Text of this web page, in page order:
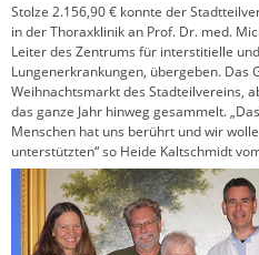
Stolze 2.156,90 € konnte der
in der Thoraxklinik an Prof. Dr. med.
Leiter des Zentrums für interstitielle
Lungenerkrankungen, übergeben. Das
Weihnachtsmarkt des Stadteil­vereins,
das ganze Jahr hinweg gesammelt.
Menschen hat uns berührt und wir
unter­stützten“ so Heide Kaltschmidt